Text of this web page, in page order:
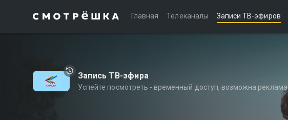
Главная Телеканалы Записи ТВ-эфиров
Запись ТВ-эфира
Успейте посмотреть - временный доступ, возможна реклама